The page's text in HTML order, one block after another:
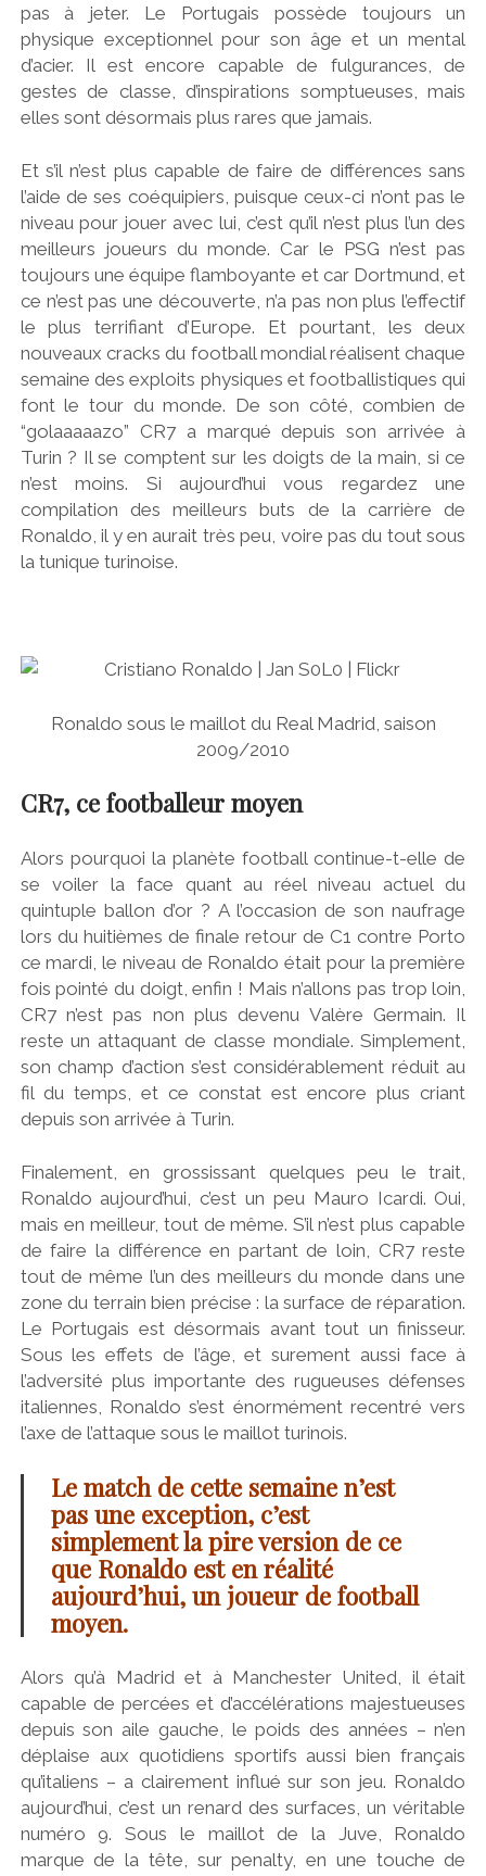
pas à jeter. Le Portugais possède toujours un
physique exceptionnel pour son âge et un mental
d’acier. Il est encore capable de fulgurances, de
gestes de classe, d’inspirations somptueuses, mais
elles sont désormais plus rares que jamais.
Et s’il n’est plus capable de faire de différences sans
l’aide de ses coéquipiers, puisque ceux-ci n’ont pas le
niveau pour jouer avec lui, c’est qu’il n’est plus l’un des
meilleurs joueurs du monde. Car le PSG n’est pas
toujours une équipe flamboyante et car Dortmund, et
ce n’est pas une découverte, n’a pas non plus l’effectif
le plus terrifiant d’Europe. Et pourtant, les deux
nouveaux cracks du football mondial réalisent chaque
semaine des exploits physiques et footballistiques qui
font le tour du monde. De son côté, combien de
“golaaaaazo” CR7 a marqué depuis son arrivée à
Turin ? Il se comptent sur les doigts de la main, si ce
n’est moins. Si aujourd’hui vous regardez une
compilation des meilleurs buts de la carrière de
Ronaldo, il y en aurait très peu, voire pas du tout sous
la tunique turinoise.
Ronaldo sous le maillot du Real Madrid, saison
2009/2010
CR7, ce footballeur moyen
Alors pourquoi la planète football continue-t-elle de
se voiler la face quant au réel niveau actuel du
quintuple ballon d’or ? A l’occasion de son naufrage
lors du huitièmes de finale retour de C1 contre Porto
ce mardi, le niveau de Ronaldo était pour la première
fois pointé du doigt, enfin ! Mais n’allons pas trop loin,
CR7 n’est pas non plus devenu Valère Germain. Il
reste un attaquant de classe mondiale. Simplement,
son champ d’action s’est considérablement réduit au
fil du temps, et ce constat est encore plus criant
depuis son arrivée à Turin.
Finalement, en grossissant quelques peu le trait,
Ronaldo aujourd’hui, c’est un peu Mauro Icardi. Oui,
mais en meilleur, tout de même. S’il n’est plus capable
de faire la différence en partant de loin, CR7 reste
tout de même l’un des meilleurs du monde dans une
zone du terrain bien précise : la surface de réparation.
Le Portugais est désormais avant tout un finisseur.
Sous les effets de l’âge, et surement aussi face à
l’adversité plus importante des rugueuses défenses
italiennes, Ronaldo s’est énormément recentré vers
l’axe de l’attaque sous le maillot turinois.
Le match de cette semaine n’est
pas une exception, c’est
simplement la pire version de ce
que Ronaldo est en réalité
aujourd’hui, un joueur de football
moyen.
Alors qu’à Madrid et à Manchester United, il était
capable de percées et d’accélérations majestueuses
depuis son aile gauche, le poids des années – n’en
déplaise aux quotidiens sportifs aussi bien français
qu’italiens – a clairement influé sur son jeu. Ronaldo
aujourd’hui, c’est un renard des surfaces, un véritable
numéro 9. Sous le maillot de la Juve, Ronaldo
marque de la tête, sur penalty, en une touche de